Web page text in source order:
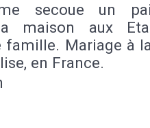
secoue un
maison aux
famille. Mariage à
en France.